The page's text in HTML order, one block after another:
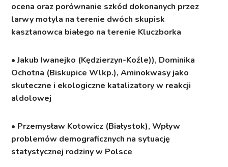
ocena oraz porównanie szkód dokonanych przez
larwy motyla na terenie dwóch skupisk
kasztanowca białego na terenie Kluczborka
• Jakub Iwanejko (Kędzierzyn-Koźle)), Dominika
Ochotna (Biskupice Wlkp.), Aminokwasy jako
skuteczne i ekologiczne katalizatory w reakcji
aldolowej
• Przemysław Kotowicz (Białystok), Wpływ
problemów demograficznych na sytuację
statystycznej rodziny w Polsce